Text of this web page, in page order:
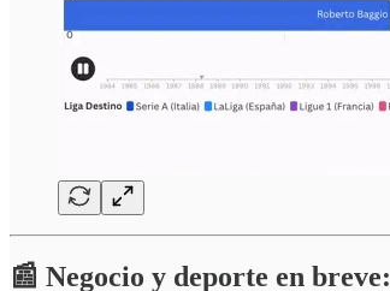
📰 Negocio y deporte en breve: